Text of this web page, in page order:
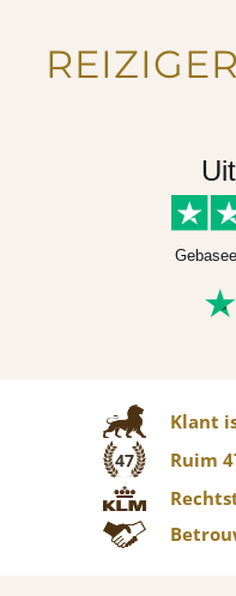
Klant
47
Ruim